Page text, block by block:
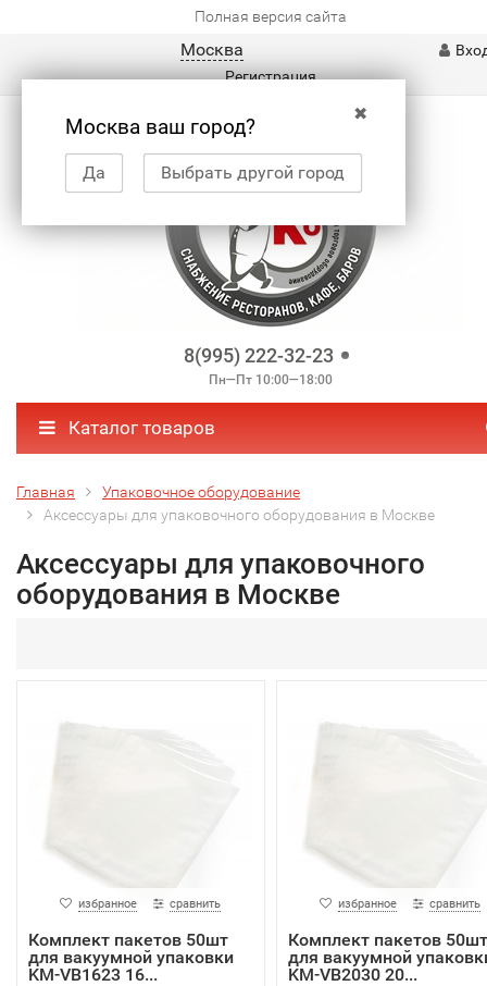
Полная версия сайта
Москва
✖
Москва ваш город?
Да Выбрать другой город
Регистрация
8(995) 222-32-23
Пн—Пт 10:00—18:00
Каталог товаров
Главная
Упаковочное оборудование
Аксессуары для упаковочного оборудования в Москве
Аксессуары для упаковочного
оборудования в Москве
избранное сравнить
Комплект пакетов 50шт
для вакуумной упаковки
KM-VB1623 16...
избранное сравнить
Комплект пакетов 50шт
для вакуумной
KM-VB2030 20...